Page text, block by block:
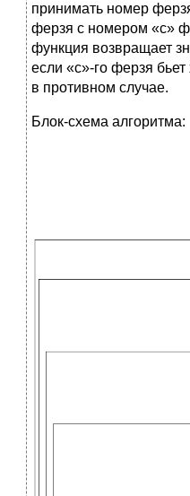
принимать номер
ферзя с номером «c»
функция возвращает
если «c»-го ферзя
в противном случае.
Блок-схема алгоритма: